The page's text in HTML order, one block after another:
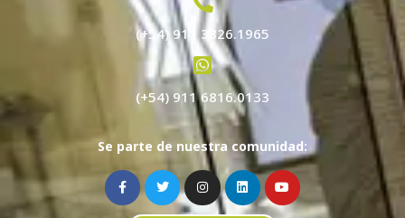
(+54) 911 3826.1965
(+54) 911 6816.0133
Se parte de nuestra comunidad: